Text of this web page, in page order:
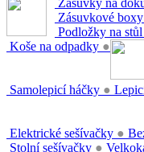
Zásuvky na
Zásuvkové boxy
Podložky na stůl
Koše na odpadky ●
Samolepicí háčky ●
Elektrické sešívačky ●
Stolní sešívačky ●